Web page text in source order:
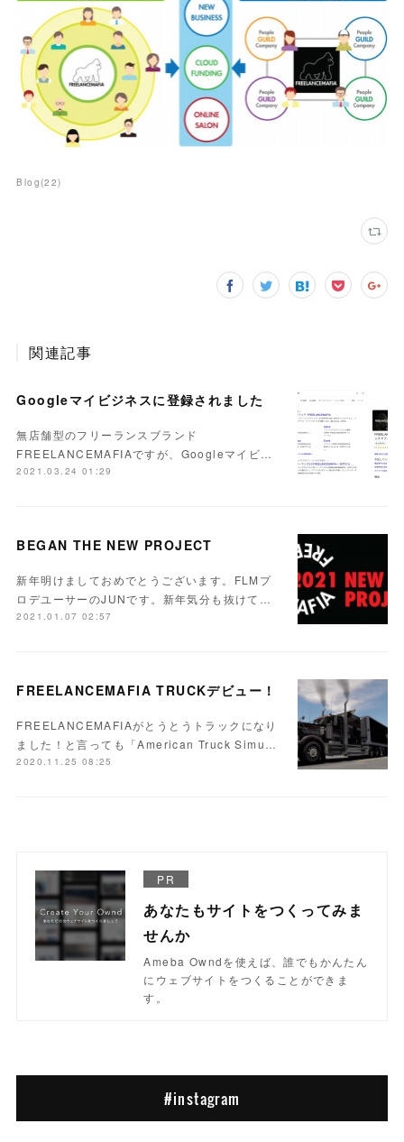
Blog(22)
関連記事
Googleマイビジネスに登録されました
無店舗型のフリーランスブランド
FREELANCEMAFIAですが、Googleマイビ…
2021.03.24 01:29
BEGAN THE NEW PROJECT
新年明けましておめでとうございます。FLMプ
ロデユーサーのJUNです。新年気分も抜けて…
2021.01.07 02:57
FREELANCEMAFIA TRUCKデビュー！
FREELANCEMAFIAがとうとうトラックになり
ました！と言っても「American Truck Simu…
2020.11.25 08:25
PR
あなたもサイトをつくってみま
せんか
Ameba Owndを使えば、誰でもかんたん
にウェブサイトをつくることができま
す。
#instagram